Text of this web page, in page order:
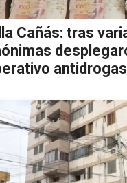
Cañás: tras
antidrogas